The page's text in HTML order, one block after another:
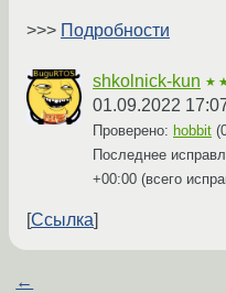
>>> Подробности
shkolnick-kun
01.09.2022
Проверено: hobbit (
Последнее
+00:00 (всего
Ссылка
←